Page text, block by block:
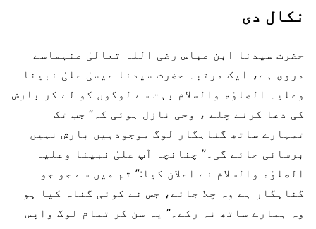
نکال دی
حضرت سیدنا ابن عباس رضی اللہ تعالیٰ عنہماسے
مروی ہے، ایک مرتبہ حضرت سیدنا عیسیٰ علیٰ نبینا
وعلیہ الصلوٰۃ والسلام بہت سے لوگوں کو لے کر بارش
کی دعا کرنے چلے ، وحی نازل ہوئی کہ” جب تک
تمہارے ساتھ گناہگار لوگ موجودہیں بارش نہیں
برسائی جائے گی۔” چنانچہ آپ علیٰ نبینا وعلیہ
الصلوٰۃ والسلام نے اعلان کیا:” تم میں سے جو جو
گناہگار ہے وہ چلا جائے، جس نے کوئی گناہ کیا ہو
وہ ہمارے ساتھ نہ رکے۔” یہ سن کر تمام لوگ واپس